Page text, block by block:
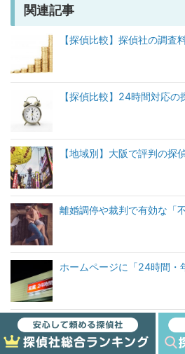
関連記事
【探偵比較】探偵社の調査
【探偵比較】24時間対応
【地域別】大阪で評判の探
離婚調停や裁判で有効な「
ホームページに「24時間・
サイト内